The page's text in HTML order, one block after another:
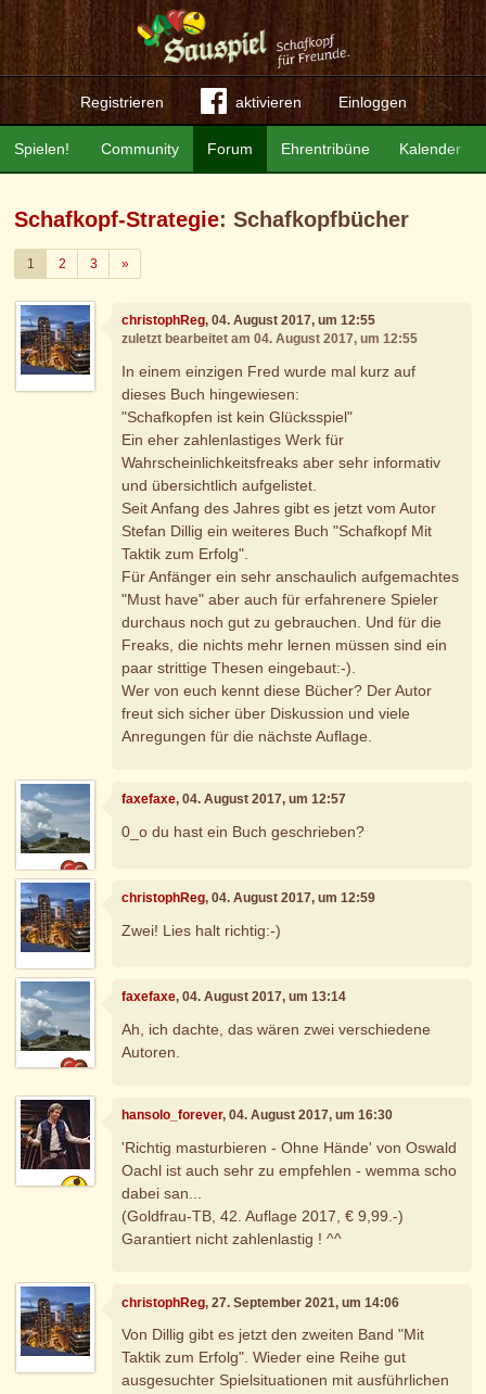
Registrieren aktivieren Einloggen
Community Forum Ehrentribüne Kalender
Spielen!
Schafkopf-Strategie: Schafkopfbücher
1 2 3 »Weiter
christophReg, 04. August 2017, um 12:55
zuletzt bearbeitet am 04. August 2017, um 12:55
In einem einzigen Fred wurde mal kurz auf
dieses Buch hingewiesen:
"Schafkopfen ist kein Glücksspiel"
Ein eher zahlenlastiges Werk für
Wahrscheinlichkeitsfreaks aber sehr informativ
und übersichtlich aufgelistet.
Seit Anfang des Jahres gibt es jetzt vom Autor
Stefan Dillig ein weiteres Buch "Schafkopf Mit
Taktik zum Erfolg".
Für Anfänger ein sehr anschaulich aufgemachtes
"Must have" aber auch für erfahrenere Spieler
durchaus noch gut zu gebrauchen. Und für die
Freaks, die nichts mehr lernen müssen sind ein
paar strittige Thesen eingebaut:-).
Wer von euch kennt diese Bücher? Der Autor
freut sich sicher über Diskussion und viele
Anregungen für die nächste Auflage.
faxefaxe, 04. August 2017, um 12:57
0_o du hast ein Buch geschrieben?
christophReg, 04. August 2017, um 12:59
Zwei! Lies halt richtig:-)
faxefaxe, 04. August 2017, um 13:14
Ah, ich dachte, das wären zwei verschiedene
Autoren.
hansolo_forever, 04. August 2017, um 16:30
'Richtig masturbieren - Ohne Hände' von Oswald
Oachl ist auch sehr zu empfehlen - wemma scho
dabei san...
(Goldfrau-TB, 42. Auflage 2017, € 9,99.-)
Garantiert nicht zahlenlastig ! ^^
christophReg, 27. September 2021, um 14:06
Von Dillig gibt es jetzt den zweiten Band "Mit
Taktik zum Erfolg". Wieder eine Reihe gut
ausgesuchter Spielsituationen mit ausführlichen